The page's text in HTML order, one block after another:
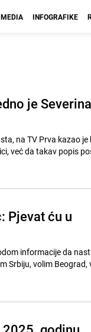
INFOGRAFIKE
je
na TV Prva kazao je
već da takav popis
Pjevat ću u
informacije da
Srbiju, volim Beograd,